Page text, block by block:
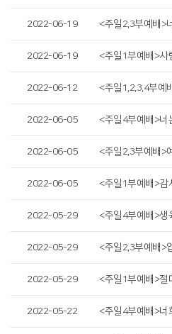
2022-06-19
2022-06-19
2022-06-12
2022-06-05
2022-06-05
2022-06-05
2022-05-29
2022-05-29
2022-05-29
2022-05-22